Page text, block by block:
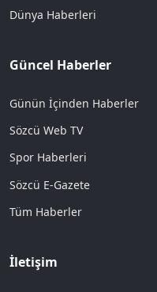
Dünya Haberleri
Güncel Haberler
Günün İçinden Haberler
Sözcü Web TV
Spor Haberleri
Sözcü E-Gazete
Tüm Haberler
İletişim